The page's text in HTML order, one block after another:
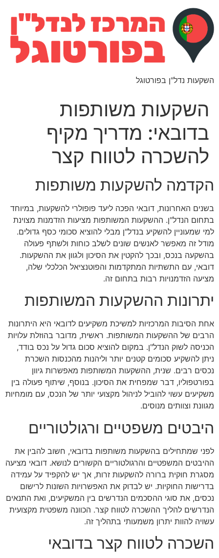
השקעות נדל"ן בפורטוגל
השקעות משותפות
בדובאי: מדריך מקיף
להשכרה לטווח קצר
הקדמה להשקעות משותפות
בשנים האחרונות, דובאי הפכה ליעד פופולרי להשקעות, במיוחד
בתחום הנדל"ן. ההשקעות המשותפות מציעות הזדמנות מצוינת
למי שמעוניין להשקיע בנדל"ן מבלי להוציא סכומי כסף גדולים.
מודל זה מאפשר לאנשים שונים לשלב כוחות ולשתף פעולה
בהשקעה בנכס, ובכך להקטין את הסיכון ולגוון את ההשקעות.
דובאי, עם התשתיות המתקדמות והפוטנציאל הכלכלי שלה,
מציעה הזדמנויות רבות בתחום זה.
יתרונות ההשקעות המשותפות
אחת הסיבות המרכזיות למשיכת משקיעים לדובאי היא היתרונות
הרבים של ההשקעות המשותפות. ראשית, מדובר בהוזלת עלויות
הכניסה לשוק הנדל"ן. במקום להוציא סכום גדול על נכס בודד,
ניתן להשקיע סכומים קטנים יותר וליהנות מהכנסות השכרת
נכסים רבים. שנית, ההשקעות המשותפות מאפשרות גיוון
בפורטפוליו, דבר שמפחית את הסיכון. בנוסף, שיתוף פעולה בין
משקיעים עשוי להוביל לניהול מקצועי יותר של הנכס, עם מומחיות
מגוונת וצוותים מנוסים.
היבטים משפטיים ורגולטוריים
לפני שמתחילים בהשקעות משותפות בדובאי, חשוב להבין את
ההיבטים המשפטיים והרגולטוריים הקשורים לנושא. דובאי מציעה
מסגרת חוקית ברורה להשקעות זרות, אך יש להקפיד על עמידה
בדרישות החוקיות. יש לבדוק את האפשרויות השונות לרישום
נכסים, את סוגי ההסכמים הנדרשים בין המשקיעים, ואת התנאים
הנדרשים להליך ההשכרה לטווח קצר. הכוונה משפטית מקצועית
עשויה להוות יתרון משמעותי בתהליך זה.
השכרה לטווח קצר בדובאי